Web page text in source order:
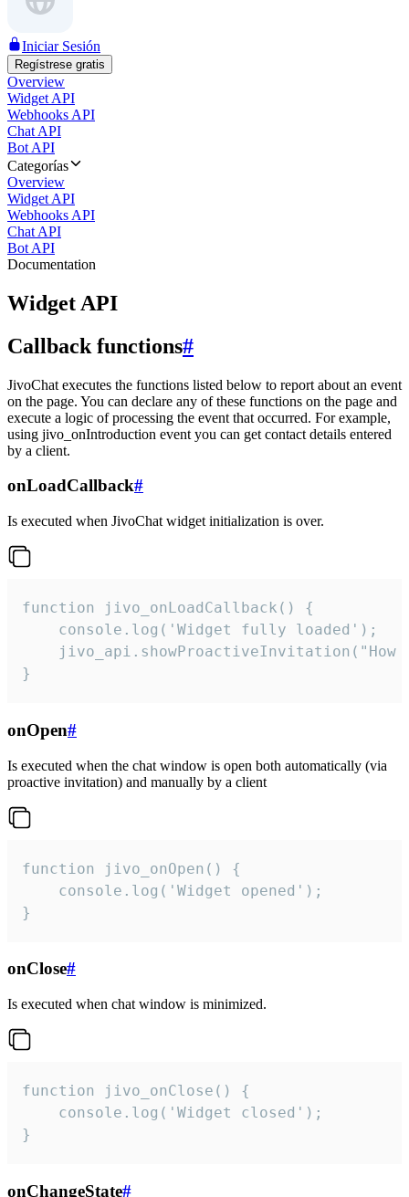
Iniciar Sesión
Regístrese gratis
Overview
Widget API
Webhooks API
Chat API
Bot API
Categorías
Overview
Widget API
Webhooks API
Chat API
Bot API
Documentation
Widget API
Callback functions#
JivoChat executes the functions listed below to report about an event
on the page. You can declare any of these functions on the page and
execute a logic of processing the event that occurred. For example,
using jivo_onIntroduction event you can get contact details entered
by a client.
onLoadCallback#
Is executed when JivoChat widget initialization is over.
function jivo_onLoadCallback() {
    console.log('Widget fully loaded');
jivo_api.showProactiveInvitation("How
}
onOpen#
Is executed when the chat window is open both automatically (via
proactive invitation) and manually by a client
function jivo_onOpen() {
    console.log('Widget opened');
}
onClose#
Is executed when chat window is minimized.
function jivo_onClose() {
    console.log('Widget closed');
}
onChangeState#